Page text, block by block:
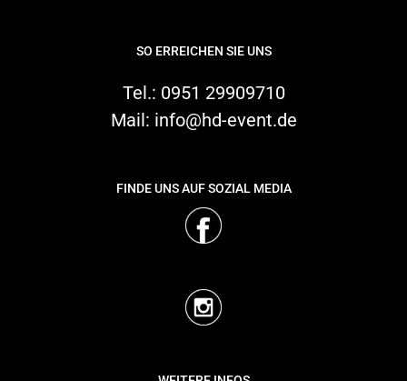
SO ERREICHEN SIE UNS
Tel.: 0951 29909710
Mail: info@hd-event.de
FINDE UNS AUF SOZIAL MEDIA